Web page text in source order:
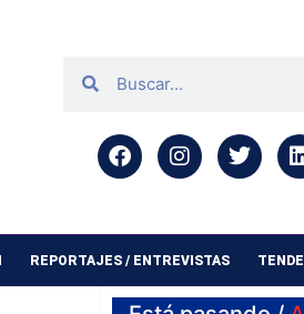
REPORTAJES / ENTREVISTAS